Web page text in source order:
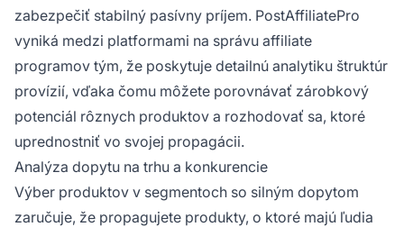
zabezpečiť stabilný pasívny príjem. PostAffiliatePro
vyniká medzi platformami na správu affiliate
programov tým, že poskytuje detailnú analytiku štruktúr
provízií, vďaka čomu môžete porovnávať zárobkový
potenciál rôznych produktov a rozhodovať sa, ktoré
uprednostniť vo svojej propagácii.
Analýza dopytu na trhu a konkurencie
Výber produktov v segmentoch so silným dopytom
zaručuje, že propagujete produkty, o ktoré majú ľudia